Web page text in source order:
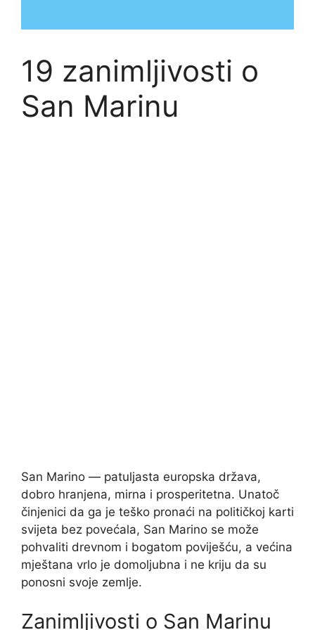
19 zanimljivosti o
San Marinu
San Marino — patuljasta europska država,
dobro hranjena, mirna i prosperitetna. Unatoč
činjenici da ga je teško pronaći na političkoj karti
svijeta bez povećala, San Marino se može
pohvaliti drevnom i bogatom poviješću, a većina
mještana vrlo je domoljubna i ne kriju da su
ponosni svoje zemlje.
Zanimljivosti o San Marinu